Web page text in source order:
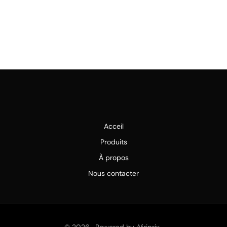
Acceil
Produits
À propos
Nous contacter